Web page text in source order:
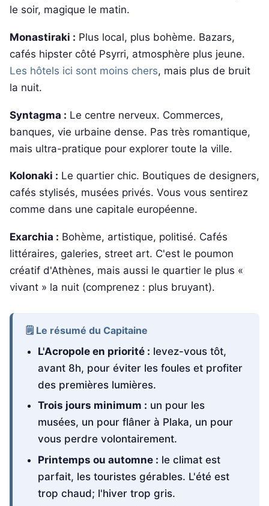
le soir, magique le matin.
Monastiraki : Plus local, plus bohème. Bazars,
cafés hipster côté Psyrri, atmosphère plus jeune.
Les hôtels ici sont moins chers, mais plus de bruit
la nuit.
Syntagma : Le centre nerveux. Commerces,
banques, vie urbaine dense. Pas très romantique,
mais ultra-pratique pour explorer toute la ville.
Kolonaki : Le quartier chic. Boutiques de designers,
cafés stylisés, musées privés. Vous vous sentirez
comme dans une capitale européenne.
Exarchia : Bohème, artistique, politisé. Cafés
littéraires, galeries, street art. C'est le poumon
créatif d'Athènes, mais aussi le quartier le plus «
vivant » la nuit (comprenez : plus bruyant).
🗒️ Le résumé du Capitaine
L'Acropole en priorité : levez-vous tôt,
avant 8h, pour éviter les foules et profiter
des premières lumières.
Trois jours minimum : un pour les
musées, un pour flâner à Plaka, un pour
vous perdre volontairement.
Printemps ou automne : le climat est
parfait, les touristes gérables. L'été est
trop chaud; l'hiver trop gris.